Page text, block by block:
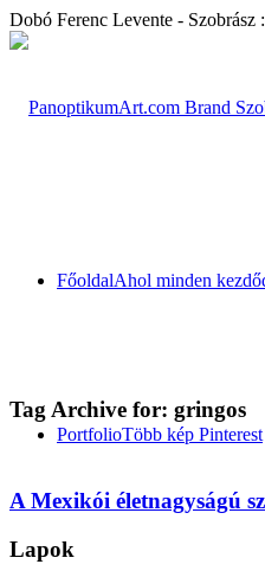
Dobó Ferenc Levente - Szobrász
FőoldalAhol minden
PortfolioTöbb kép Pinterest
Tag Archive for: gringos
A Mexikói életnagyságú
Lapok